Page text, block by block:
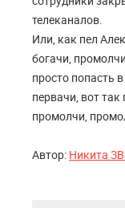
телеканалов.
Или, как пел
богачи,
просто попасть
первачи, вот
Автор: Никита